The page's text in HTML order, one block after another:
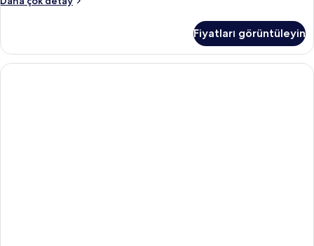
fazla
detay
Fiyatları görüntüleyin